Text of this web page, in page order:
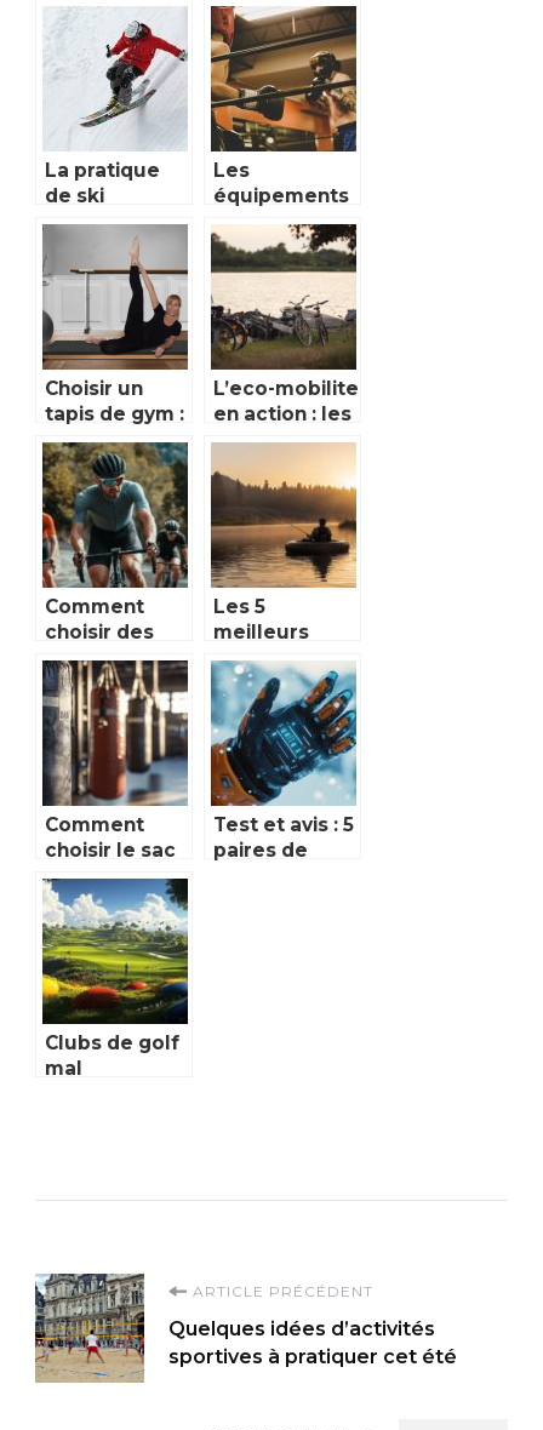
accessoire de
dégraissions
abdominale
à un ventre
ferme
La pratique
de ski
demande une
maîtrise du
domaine
Les
équipements
qu’il faut avoir
pour faire de
la boxe
Choisir un
tapis de gym :
les conseils a
suivre
L’eco-mobilite
en action : les
vtc
electriques
conquierent
nos routes
Comment
choisir des
cuissards de
cyclisme
homme pour
un confort
optimal
Les 5
meilleurs
float tubes
pour les jours
de pêche :
comparatif et
test en
situation
réelle
Comment
choisir le sac
de frappe
idéal pour
votre
discipline
sportive
Test et avis : 5
paires de
Clubs de golf
mal
Navigation
d'article
ARTICLE PRÉCÉDENT
Quelques idées d’activités
sportives à pratiquer cet été